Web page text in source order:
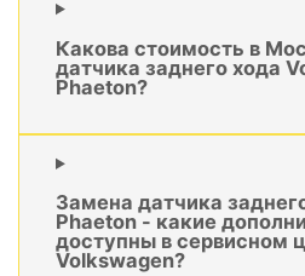
Какова стоимость в
датчика заднего хода
Phaeton?
Замена датчика
Phaeton - какие
доступны в сервисном
Volkswagen?